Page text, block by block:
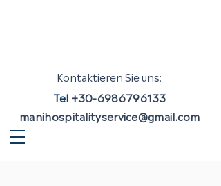
Kontaktieren Sie uns:
Tel +30-6986796133
manihospitalityservice@gmail.com